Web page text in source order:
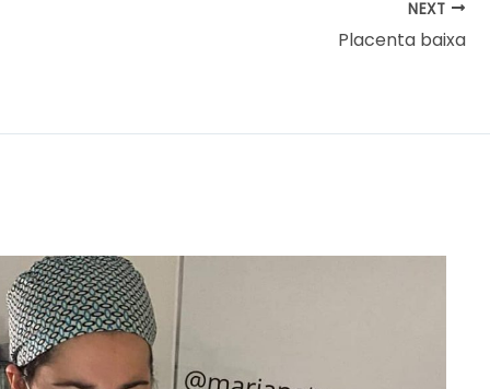
NEXT
Placenta baixa